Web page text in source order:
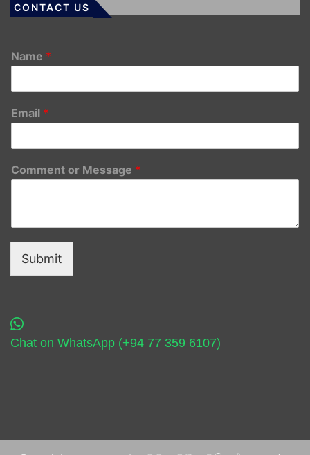
CONTACT US
Name *
Email *
Comment or Message *
Submit
Chat on WhatsApp (+94 77 359 6107)